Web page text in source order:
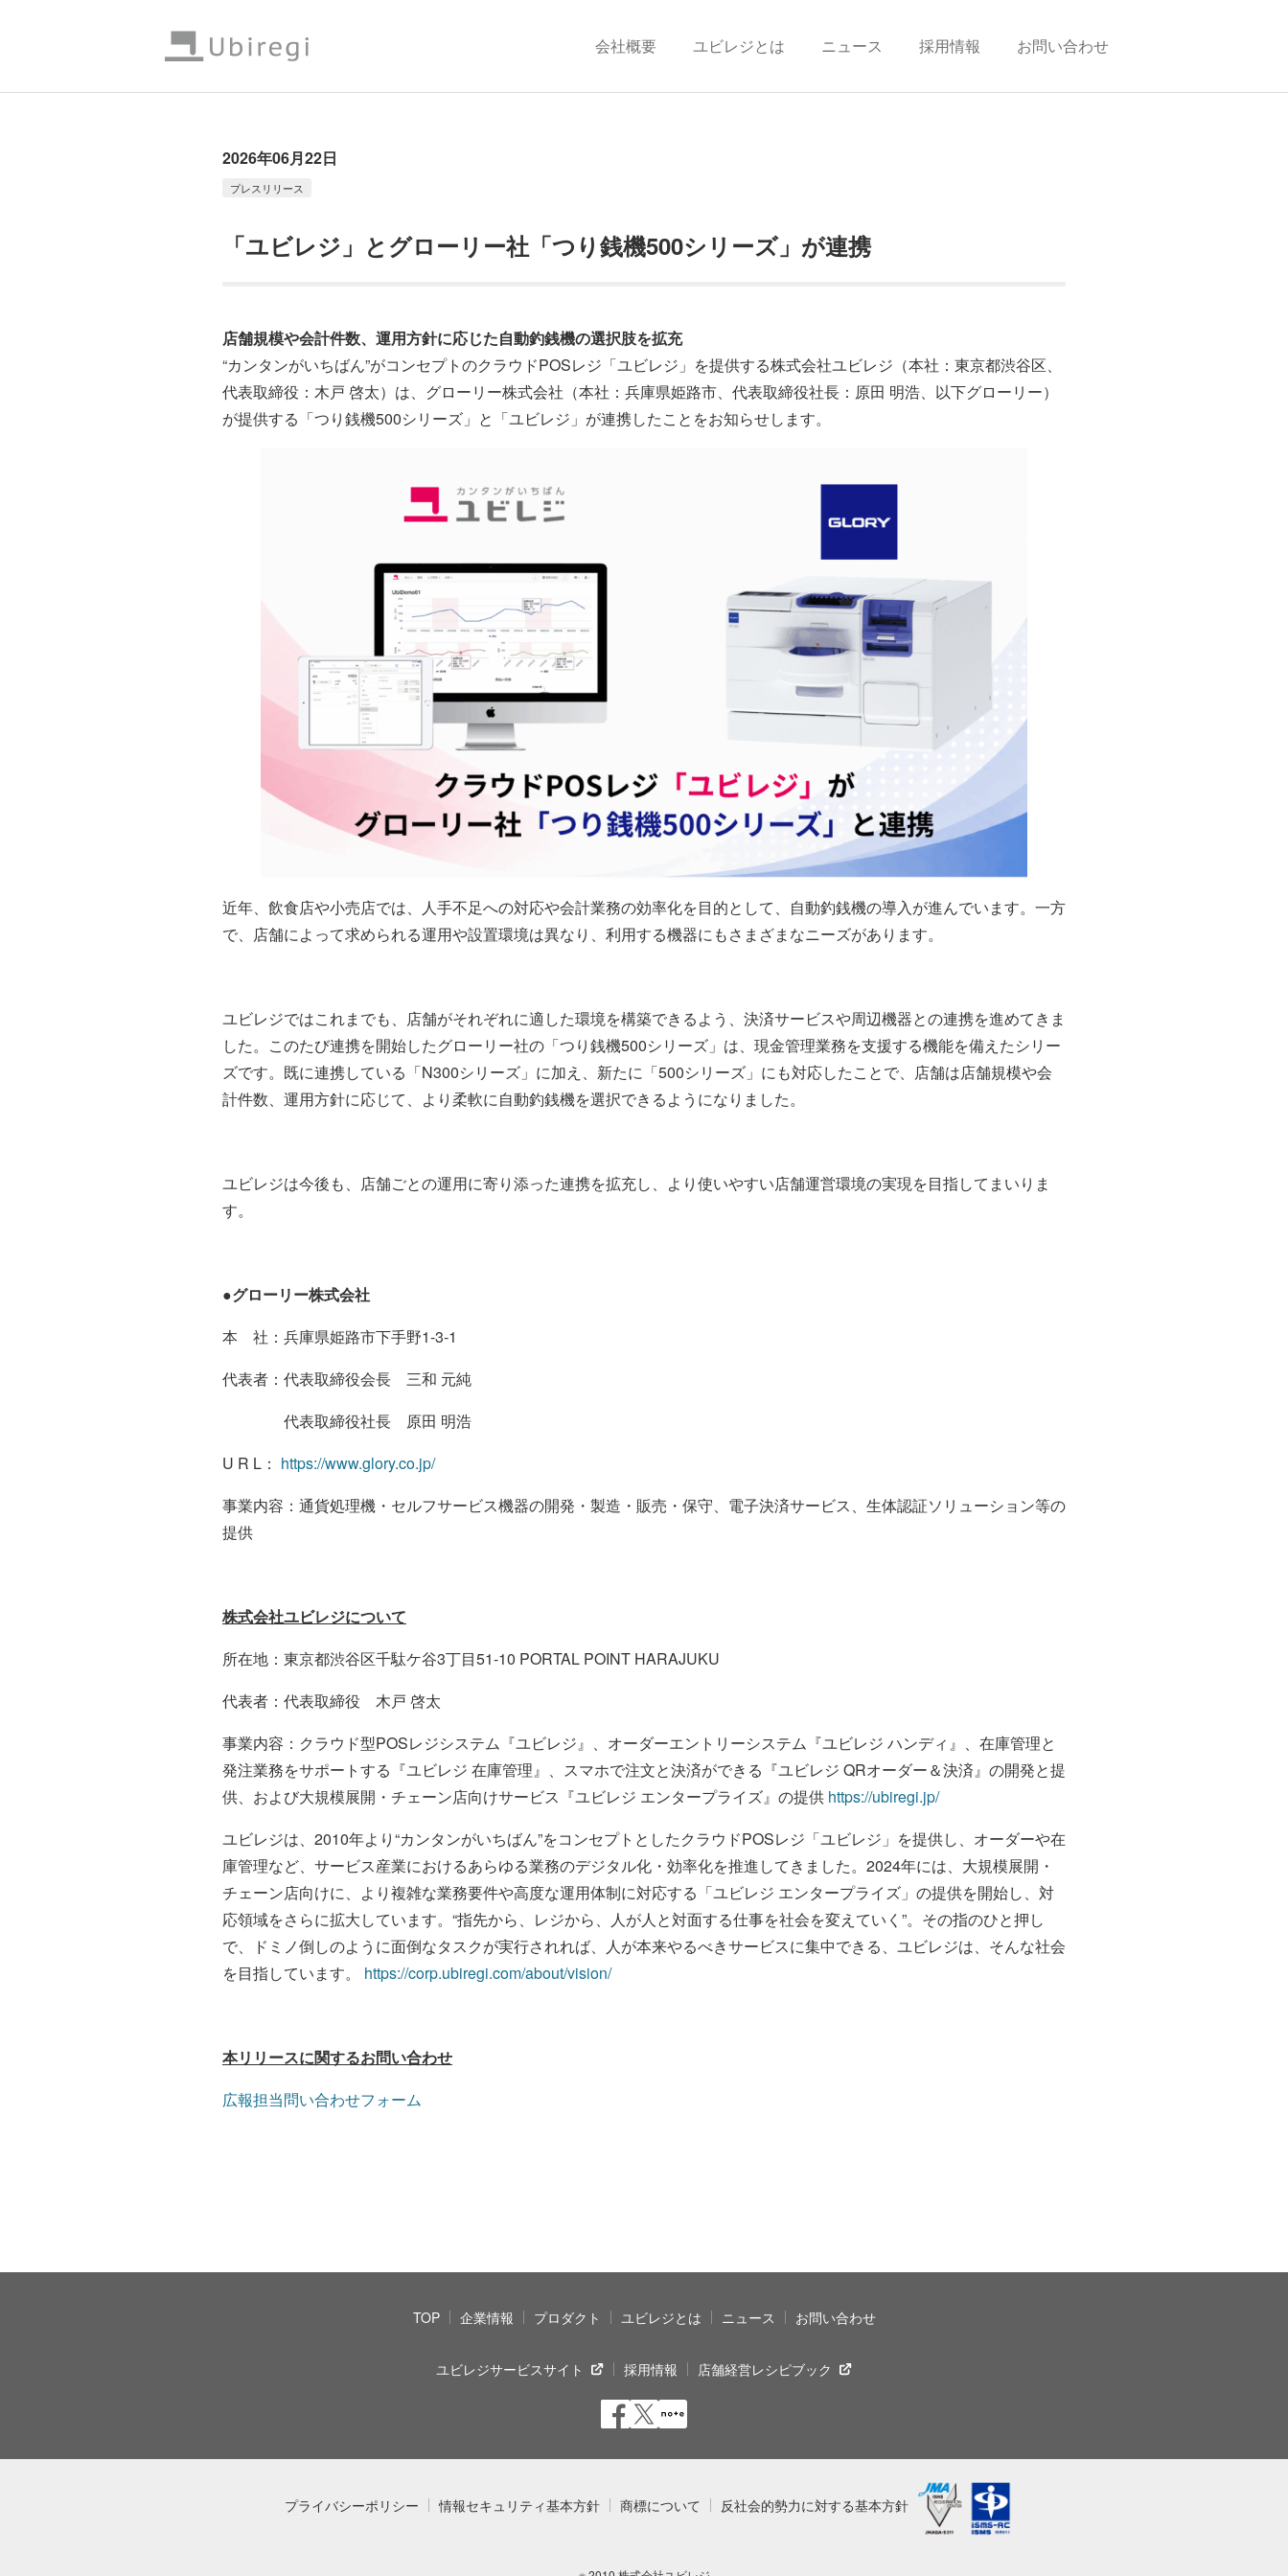
会社概要 ユビレジとは ニュース 採用情報 お問い合わせ
2026年06月22日
プレスリリース
「ユビレジ」とグローリー社「つり銭機500シリーズ」が連携
店舗規模や会計件数、運用方針に応じた自動釣銭機の選択肢を拡充
“カンタンがいちばん”がコンセプトのクラウドPOSレジ「ユビレジ」を提供する株式会社ユビレジ（本社：東京都渋谷区、
代表取締役：木戸 啓太）は、グローリー株式会社（本社：兵庫県姫路市、代表取締役社長：原田 明浩、以下グローリー）
が提供する「つり銭機500シリーズ」と「ユビレジ」が連携したことをお知らせします。
近年、飲食店や小売店では、人手不足への対応や会計業務の効率化を目的として、自動釣銭機の導入が進んでいます。一方
で、店舗によって求められる運用や設置環境は異なり、利用する機器にもさまざまなニーズがあります。
ユビレジではこれまでも、店舗がそれぞれに適した環境を構築できるよう、決済サービスや周辺機器との連携を進めてきま
した。このたび連携を開始したグローリー社の「つり銭機500シリーズ」は、現金管理業務を支援する機能を備えたシリー
ズです。既に連携している「N300シリーズ」に加え、新たに「500シリーズ」にも対応したことで、店舗は店舗規模や会
計件数、運用方針に応じて、より柔軟に自動釣銭機を選択できるようになりました。
ユビレジは今後も、店舗ごとの運用に寄り添った連携を拡充し、より使いやすい店舗運営環境の実現を目指してまいりま
す。
●グローリー株式会社
本 社：兵庫県姫路市下手野1-3-1
代表者：代表取締役会長 三和 元純
代表取締役社長 原田 明浩
U R L： https://www.glory.co.jp/
事業内容：通貨処理機・セルフサービス機器の開発・製造・販売・保守、電子決済サービス、生体認証ソリューション等の
提供
株式会社ユビレジについて
所在地：東京都渋谷区千駄ケ谷3丁目51-10 PORTAL POINT HARAJUKU
代表者：代表取締役 木戸 啓太
事業内容：クラウド型POSレジシステム『ユビレジ』、オーダーエントリーシステム『ユビレジ ハンディ』、在庫管理と
発注業務をサポートする『ユビレジ 在庫管理』、スマホで注文と決済ができる『ユビレジ QRオーダー＆決済』の開発と提
供、および大規模展開・チェーン店向けサービス『ユビレジ エンタープライズ』の提供 https://ubiregi.jp/
ユビレジは、2010年より“カンタンがいちばん”をコンセプトとしたクラウドPOSレジ「ユビレジ」を提供し、オーダーや在
庫管理など、サービス産業におけるあらゆる業務のデジタル化・効率化を推進してきました。2024年には、大規模展開・
チェーン店向けに、より複雑な業務要件や高度な運用体制に対応する「ユビレジ エンタープライズ」の提供を開始し、対
応領域をさらに拡大しています。“指先から、レジから、人が人と対面する仕事を社会を変えていく”。その指のひと押し
で、ドミノ倒しのように面倒なタスクが実行されれば、人が本来やるべきサービスに集中できる、ユビレジは、そんな社会
を目指しています。 https://corp.ubiregi.com/about/vision/
本リリースに関するお問い合わせ
広報担当問い合わせフォーム
TOP 企業情報 プロダクト ユビレジとは ニュース お問い合わせ
ユビレジサービスサイト 採用情報 店舗経営レシピブック
プライバシーポリシー 情報セキュリティ基本方針 商標について 反社会的勢力に対する基本方針